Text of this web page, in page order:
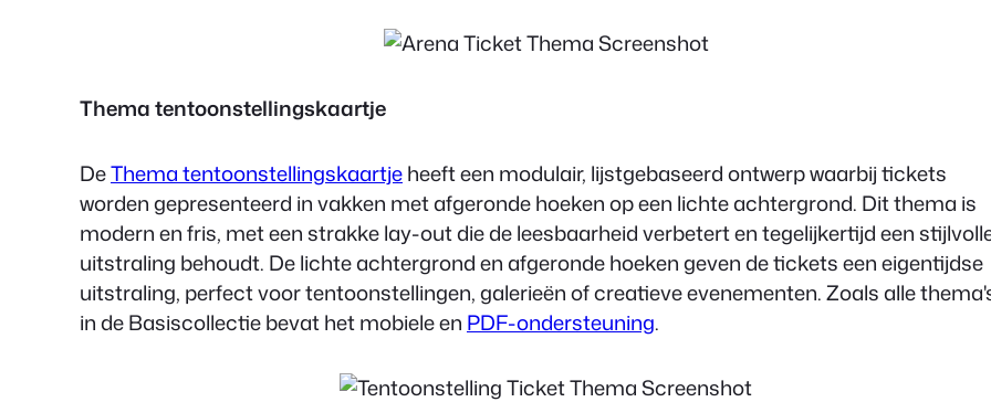
Thema tentoonstellingskaartje
DeThema tentoonstellingskaartjeheeft een modulair, lijstgebaseerd ontwerp waarbij tickets
worden gepresenteerd in vakken met afgeronde hoeken op een lichte achtergrond. Dit thema is
modern en fris, met een strakke lay-out die de leesbaarheid verbetert en tegelijkertijd een
uitstraling behoudt. De lichte achtergrond en afgeronde hoeken geven de tickets een eigentijdse
uitstraling, perfect voor tentoonstellingen, galerieën of creatieve evenementen. Zoals alle
in de Basiscollectie bevat het mobiele en PDF-ondersteuning.